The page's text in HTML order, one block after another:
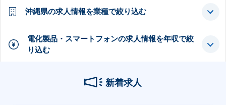
沖縄県の求人情報を業種で絞り込む
電化製品・スマートフォンの求人情報を年収で絞
り込む
新着求人